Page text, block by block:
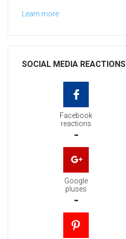
Learn more
SOCIAL MEDIA REACTIONS
Facebook
reactions
-
Google
pluses
-